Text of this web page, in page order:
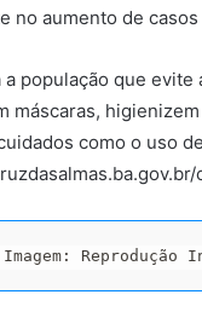
no aumento de
população que
máscaras,
como o uso
Reprodução